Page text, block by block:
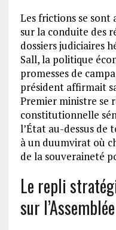
Les frictions se sont
sur la conduite des
dossiers judiciaires
Sall, la politique
promesses de
président affirmait
Premier ministre se
constitutionnelle
l’État au-dessus de
à un duumvirat où
de la souveraineté
Le repli
sur